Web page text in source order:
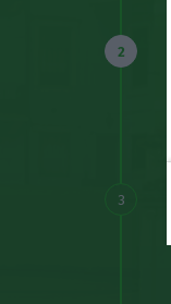
2
3